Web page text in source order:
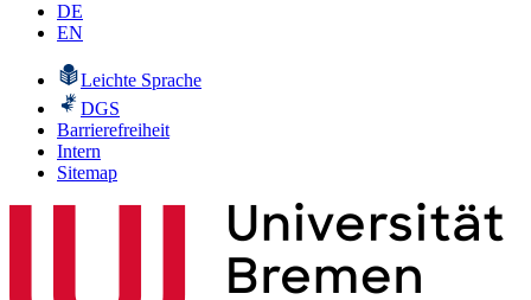
DE
EN
Leichte Sprache
DGS
Barrierefreiheit
Intern
Sitemap